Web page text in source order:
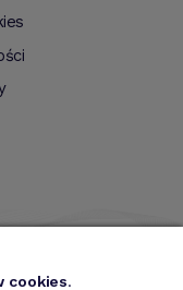
cookies.